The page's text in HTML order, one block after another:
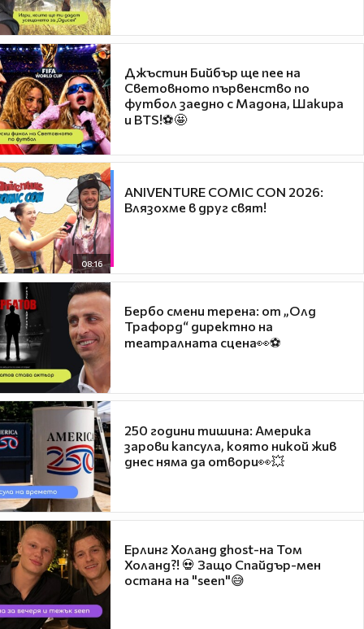
Джъстин Бийбър ще пее на
Световното първенство по
футбол заедно с Мадона, Шакира
и BTS!⚽🤩
08:16
ANIVENTURE COMIC CON 2026:
Влязохме в друг свят!
Бербо смени терена: от „Олд
Трафорд“ директно на
театралната сцена👀⚽
250 години тишина: Америка
зарови капсула, която никой жив
днес няма да отвори👀💥
Ерлинг Холанд ghost-на Том
Холанд?! 💀 Защо Спайдър-мен
остана на "seen"😅